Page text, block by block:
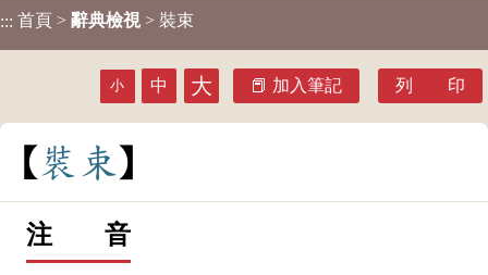
::: 首頁 > 辭典檢視 > 裝束
小 中 大 加入筆記 列 印
裝 束
注 音